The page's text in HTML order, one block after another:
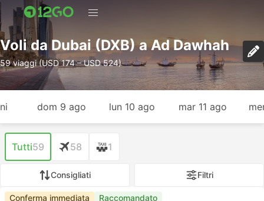
Voli da Dubai (DXB) a Ad Dawhah
59 viaggi (USD 174 – USD 524)
dom 9 ago lun 10 ago mar 11 ago
Tutti59 58 1
Consigliati Filtri
Conferma immediata Raccomandato